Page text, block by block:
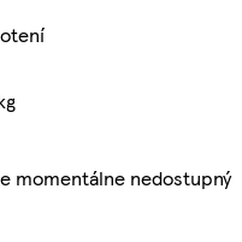
momentálne nedostupný